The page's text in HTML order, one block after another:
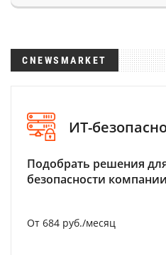
CNEWSMARKET
ИТ-
Подобрать решения
безопасности компании
От 684 руб./месяц